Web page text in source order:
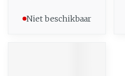
Niet beschikbaar